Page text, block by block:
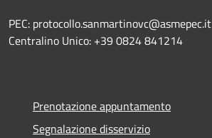
PEC: protocollo.sanmartinovc@asmepec.it
Centralino Unico: +39 0824 841214
Prenotazione appuntamento
Segnalazione disservizio